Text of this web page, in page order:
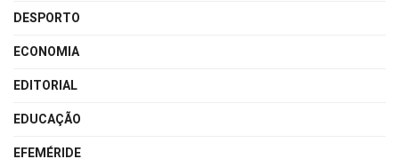
DESPORTO
ECONOMIA
EDITORIAL
EDUCAÇÃO
EFEMÉRIDE